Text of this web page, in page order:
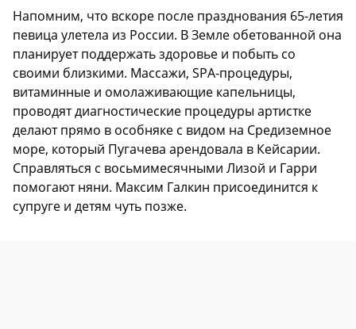
Напомним, что вскоре после празднования 65-летия
певица улетела из России. В Земле обетованной она
планирует поддержать здоровье и побыть со
своими близкими. Массажи, SPA-процедуры,
витаминные и омолаживающие капельницы,
проводят диагностические процедуры артистке
делают прямо в особняке с видом на Средиземное
море, который Пугачева арендовала в Кейсарии.
Справляться с восьмимесячными Лизой и Гарри
помогают няни. Максим Галкин присоединится к
супруге и детям чуть позже.